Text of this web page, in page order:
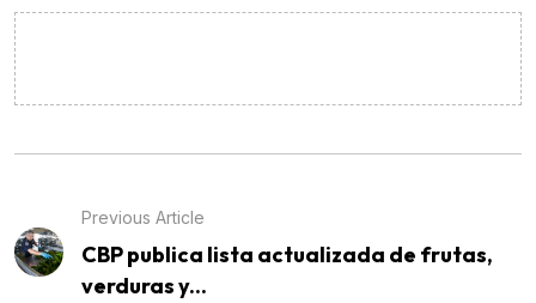
Previous Article
CBP publica lista actualizada de frutas,
verduras y...